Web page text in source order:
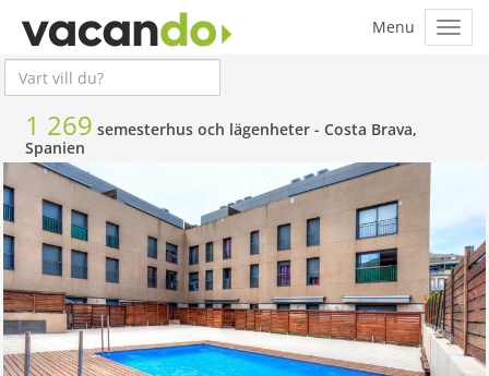
1 269 semesterhus och lägenheter - Costa Brava,
Spanien